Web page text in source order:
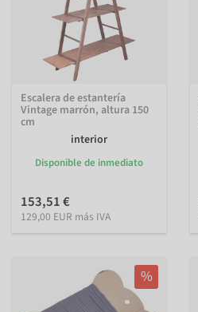
Escalera de estantería
Vintage marrón, altura 150
cm
interior
Disponible de inmediato
153,51 €
129,00 EUR más IVA
%